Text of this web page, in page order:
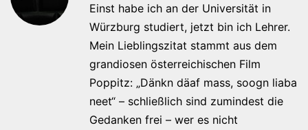
Einst habe ich an der Universität in
Würzburg studiert, jetzt bin ich Lehrer.
Mein Lieblingszitat stammt aus dem
grandiosen österreichischen Film
Poppitz: „Dänkn däaf mass, soogn liaba
neet“ – schließlich sind zumindest die
Gedanken frei – wer es nicht